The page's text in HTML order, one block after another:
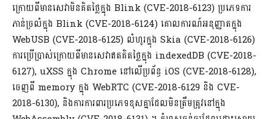
ក្រោយពីមានសេវាមិនគិតថ្លៃក្នុង Blink (CVE-2018-6123) ប្រភេទការ
ភាន់ច្រលំក្នុង Blink (CVE-2018-6124) គោលការណ៍អនុញ្ញាតក្នុង
WebUSB (CVE-2018-6125) លំហូរក្នុង Skia (CVE-2018-6126)
ការប្រើប្រាស់​ក្រោយ​ពីមានសេវាឥតគិតថ្លៃក្នុង indexedDB (CVE-2018-
6127), uXSS ក្នុង Chrome នៅលើប្រព័ន្ធ iOS (CVE-2018-6128),
ចេញពី memory ក្នុង WebRTC (CVE-2018-6129 និង CVE-
2018-6130), និងការការពារប្រភេទខុសគ្នាដែលមិនត្រឹមត្រូវនៅក្នុង